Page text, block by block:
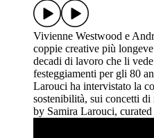
Vivienne Westwood e
coppie creative più
decadi di lavoro che li
festeggiamenti per gli 80
Larouci ha intervistato la
sostenibilità, sui concetti
by Samira Larouci,